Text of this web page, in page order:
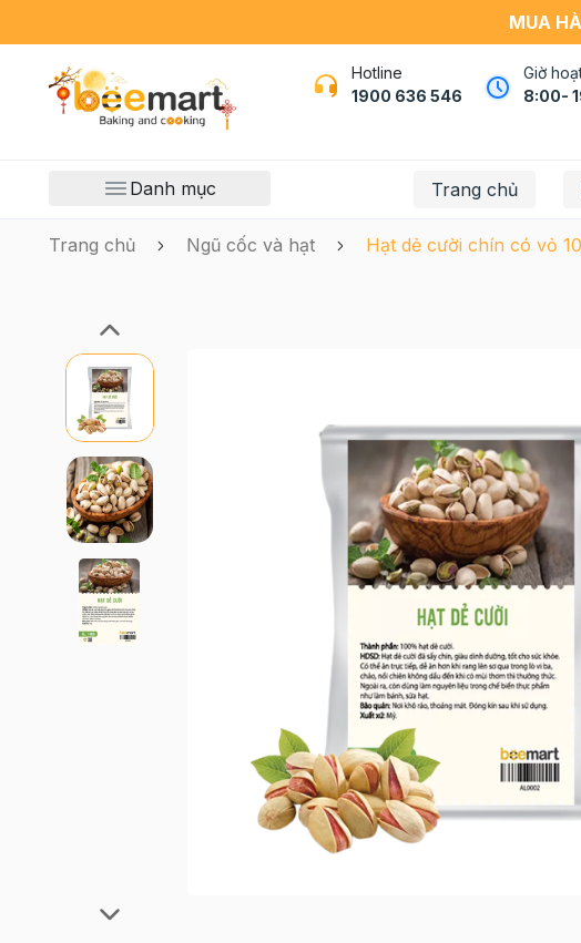
MUA
Hotline
1900 636 546
Giờ
8:00-
Danh mục Trang chủ
Trang chủ Ngũ cốc và hạt Hạt dẻ cười chín có vỏ